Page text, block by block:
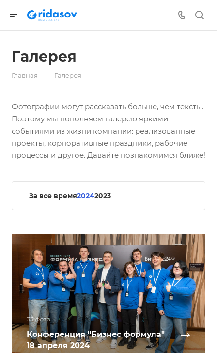
Галерея
Главная — Галерея
Фотографии могут рассказать больше, чем тексты.
Поэтому мы пополняем галерею яркими
событиями из жизни компании: реализованные
проекты, корпоративные праздники, рабочие
процессы и другое. Давайте познакомимся ближе!
За все время20242023
33 фото
Конференция "Бизнес формула"
18 апреля 2024